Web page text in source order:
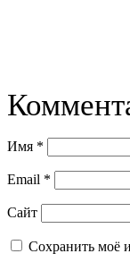
Имя *
Email *
Сайт
Сохранить моё